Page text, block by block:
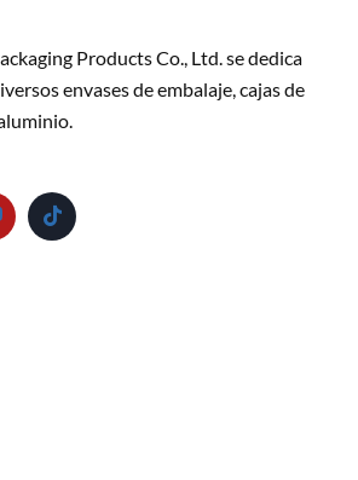
Products Co., Ltd. se dedica
envases de embalaje, cajas de